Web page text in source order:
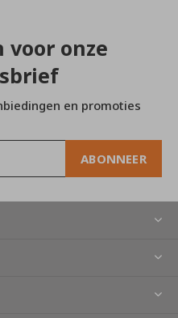
voor onze
en promoties
ABONNEER